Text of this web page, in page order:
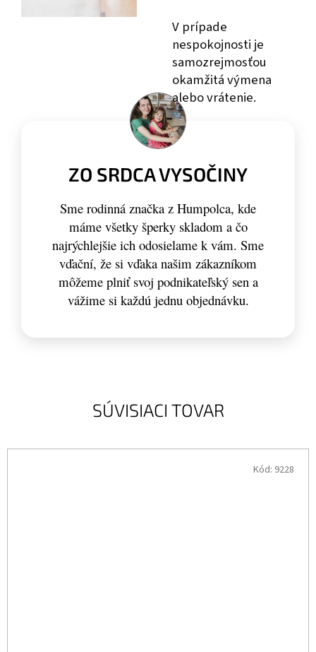
SÚVISIACI TOVAR
Kód: 9228
V prípade
nespokojnosti je
samozrejmosťou
okamžitá výmena
alebo vrátenie.
ZO SRDCA VYSOČINY
Sme rodinná značka z Humpolca, kde
máme všetky šperky skladom a čo
najrýchlejšie ich odosielame k vám. Sme
vďační, že si vďaka našim zákazníkom
môžeme plniť svoj podnikateľský sen a
vážime si každú jednu objednávku.